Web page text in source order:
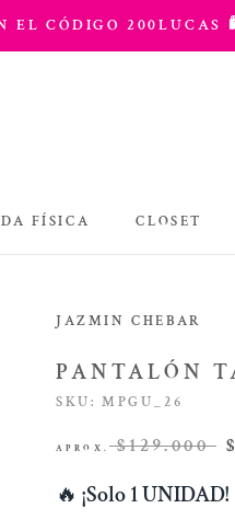
EL CÓDIGO 200LUCAS
FÍSICA
CLOSET
JAZMIN CHEBAR
PANTALÓN
SKU: MPGU_26
APROX. $129.000
🔥 ¡Solo 1 UNIDAD!